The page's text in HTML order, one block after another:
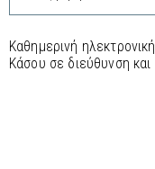
Καθημερινή
Κάσου σε διεύθυνση